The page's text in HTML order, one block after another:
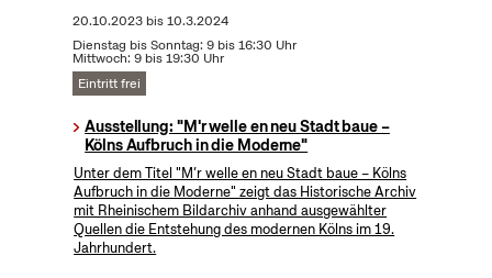
20.10.2023bis10.3.2024
Dienstag bis Sonntag: 9 bis 16:30 Uhr
Mittwoch: 9 bis 19:30 Uhr
Eintritt frei
Ausstellung: "M'r welle en neu Stadt baue –
Kölns Aufbruch in die Moderne"
Unter dem Titel "M’r welle en neu Stadt baue – Kölns
Aufbruch in die Moderne" zeigt das Historische Archiv
mit Rheinischem Bildarchiv anhand ausgewählter
Quellen die Entstehung des modernen Kölns im 19.
Jahrhundert.